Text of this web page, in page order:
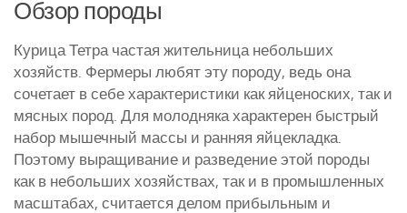
Обзор породы
Курица Тетра частая жительница небольших
хозяйств. Фермеры любят эту породу, ведь она
сочетает в себе характеристики как яйценоских, так и
мясных пород. Для молодняка характерен быстрый
набор мышечный массы и ранняя яйцекладка.
Поэтому выращивание и разведение этой породы
как в небольших хозяйствах, так и в промышленных
масштабах, считается делом прибыльным и